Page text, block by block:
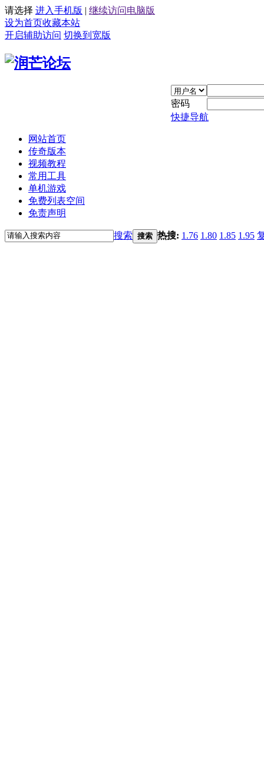
请选择 进入手机版 | 继续访问电脑版
设为首页收藏本站
开启辅助访问 切换到宽版
密码
快捷导航
网站首页
传奇版本
视频教程
常用工具
单机游戏
免费列表空间
免责声明
搜索 搜索 热搜: 1.76 1.80 1.85 1.95